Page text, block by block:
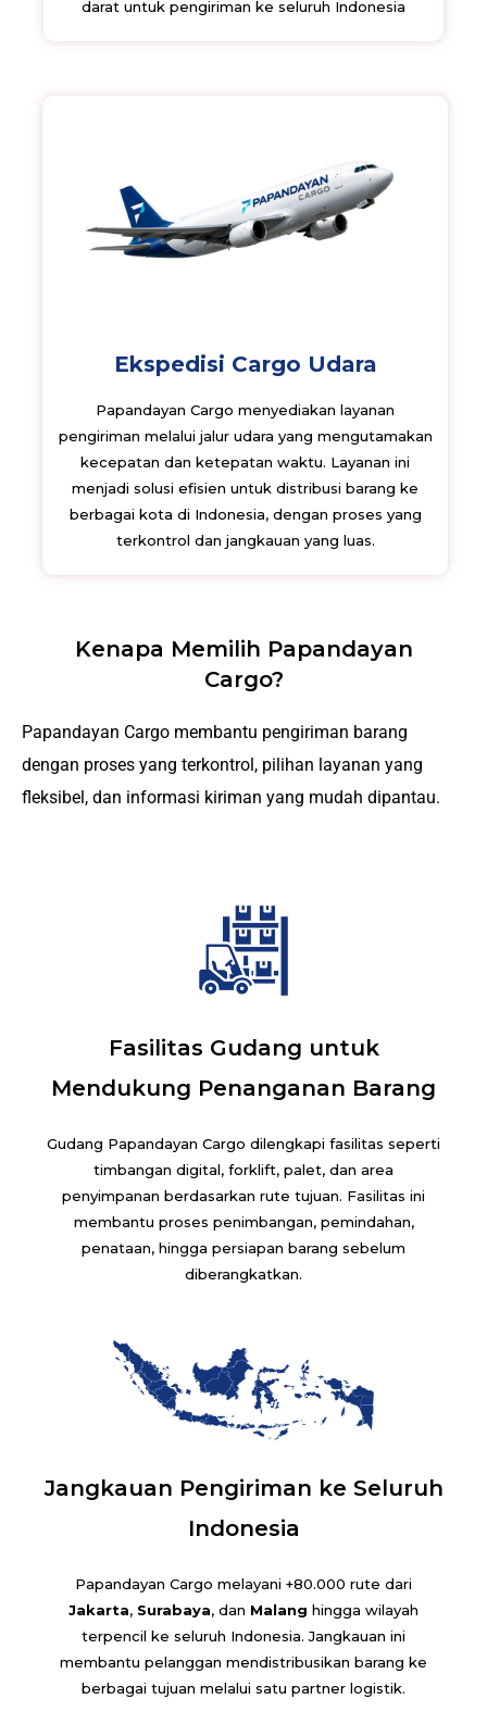
darat untuk pengiriman ke seluruh Indonesia
Ekspedisi Cargo Udara
Papandayan Cargo menyediakan layanan
pengiriman melalui jalur udara yang mengutamakan
kecepatan dan ketepatan waktu. Layanan ini
menjadi solusi efisien untuk distribusi barang ke
berbagai kota di Indonesia, dengan proses yang
terkontrol dan jangkauan yang luas.
Kenapa Memilih Papandayan
Cargo?
Papandayan Cargo membantu pengiriman barang
dengan proses yang terkontrol, pilihan layanan yang
fleksibel, dan informasi kiriman yang mudah dipantau.
Fasilitas Gudang untuk
Mendukung Penanganan Barang
Gudang Papandayan Cargo dilengkapi fasilitas seperti
timbangan digital, forklift, palet, dan area
penyimpanan berdasarkan rute tujuan. Fasilitas ini
membantu proses penimbangan, pemindahan,
penataan, hingga persiapan barang sebelum
diberangkatkan.
Jangkauan Pengiriman ke Seluruh
Indonesia
Papandayan Cargo melayani +80.000 rute dari
Jakarta, Surabaya, dan Malang hingga wilayah
terpencil ke seluruh Indonesia. Jangkauan ini
membantu pelanggan mendistribusikan barang ke
berbagai tujuan melalui satu partner logistik.